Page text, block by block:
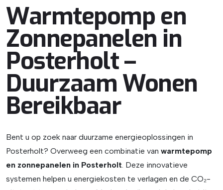
Warmtepomp en
Zonnepanelen in
Posterholt –
Duurzaam Wonen
Bereikbaar
Bent u op zoek naar duurzame energieoplossingen in
Posterholt? Overweeg een combinatie van warmtepomp
en zonnepanelen in Posterholt. Deze innovatieve
systemen helpen u energiekosten te verlagen en de CO₂-